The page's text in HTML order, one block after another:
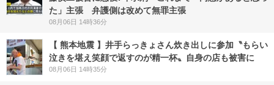
た」主張 弁護側は改めて無罪主張
08月06日 14時36分
【 熊本地震 】井手らっきょさん炊き出しに参加〝もらい
泣きを堪え笑顔で返すのが精一杯〟自身の店も被害に
08月06日 14時35分